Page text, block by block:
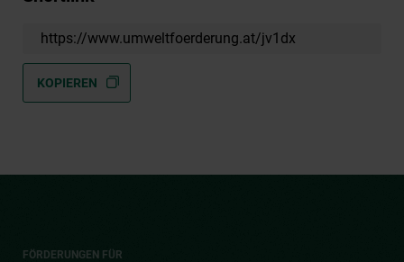
https://www.umweltfoerderung.at/jv1dx
KOPIEREN
FÖRDERUNGEN FÜR